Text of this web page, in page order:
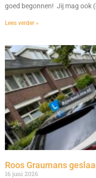
goed begonnen! Jij mag ook
Lees verder »
Roos Graumans
16 juni 2026